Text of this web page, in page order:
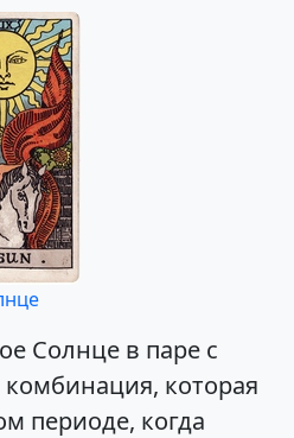
Солнце в паре с
которая
периоде, когда